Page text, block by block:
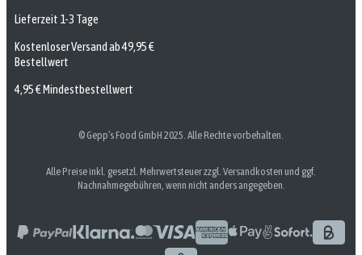
Lieferzeit 1-3 Tage
Kostenloser Versand ab 49,95 €
Bestellwert
4,95 € Mindestbestellwert
© Gepp’s Food GmbH 2025. Alle Rechte vorbehalten.
Alle Preise inkl. gesetzl. Mehrwertsteuer zzgl. Versandkosten und ggf.
Nachnahmegebühren, wenn nicht anders angegeben.